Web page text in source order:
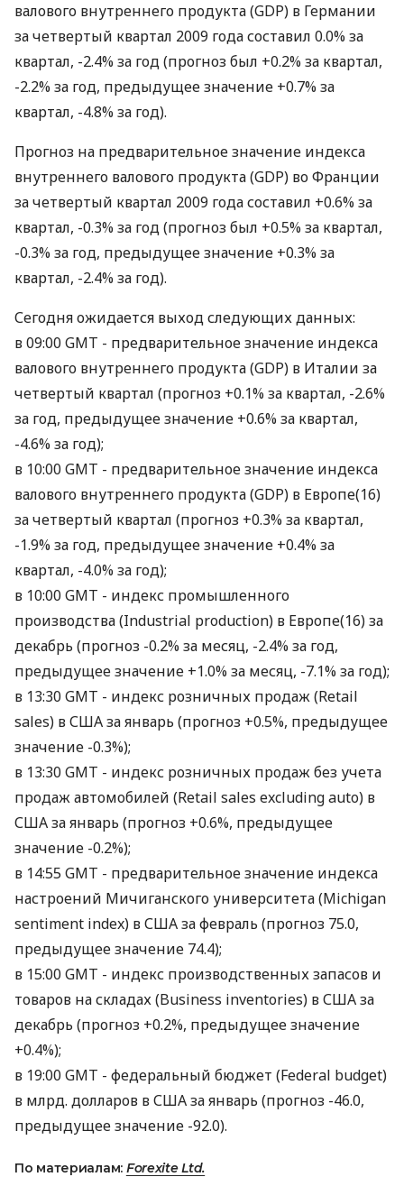
валового внутреннего продукта (GDP) в Германии
за четвертый квартал 2009 года составил 0.0% за
квартал, -2.4% за год (прогноз был +0.2% за квартал,
-2.2% за год, предыдущее значение +0.7% за
квартал, -4.8% за год).
Прогноз на предварительное значение индекса
внутреннего валового продукта (GDP) во Франции
за четвертый квартал 2009 года составил +0.6% за
квартал, -0.3% за год (прогноз был +0.5% за квартал,
-0.3% за год, предыдущее значение +0.3% за
квартал, -2.4% за год).
Сегодня ожидается выход следующих данных:
в 09:00 GMT - предварительное значение индекса
валового внутреннего продукта (GDP) в Италии за
четвертый квартал (прогноз +0.1% за квартал, -2.6%
за год, предыдущее значение +0.6% за квартал,
-4.6% за год);
в 10:00 GMT - предварительное значение индекса
валового внутреннего продукта (GDP) в Европе(16)
за четвертый квартал (прогноз +0.3% за квартал,
-1.9% за год, предыдущее значение +0.4% за
квартал, -4.0% за год);
в 10:00 GMT - индекс промышленного
производства (Industrial production) в Европе(16) за
декабрь (прогноз -0.2% за месяц, -2.4% за год,
предыдущее значение +1.0% за месяц, -7.1% за год);
в 13:30 GMT - индекс розничных продаж (Retail
sales) в США за январь (прогноз +0.5%, предыдущее
значение -0.3%);
в 13:30 GMT - индекс розничных продаж без учета
продаж автомобилей (Retail sales excluding auto) в
США за январь (прогноз +0.6%, предыдущее
значение -0.2%);
в 14:55 GMT - предварительное значение индекса
настроений Мичиганского университета (Michigan
sentiment index) в США за февраль (прогноз 75.0,
предыдущее значение 74.4);
в 15:00 GMT - индекс производственных запасов и
товаров на складах (Business inventories) в США за
декабрь (прогноз +0.2%, предыдущее значение
+0.4%);
в 19:00 GMT - федеральный бюджет (Federal budget)
в млрд. долларов в США за январь (прогноз -46.0,
предыдущее значение -92.0).
По материалам: Forexite Ltd.